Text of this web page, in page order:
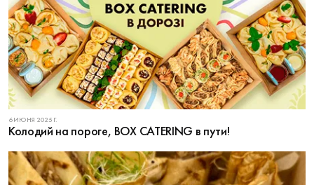
6 ИЮНЯ 2025 Г.
Колодий на пороге, BOX CATERING в пути!